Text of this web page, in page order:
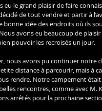
le grand plaisir de faire
de tout vendre et partir à
bonne idée des endroits où ils
avons eu beaucoup de
pouvoir les recroisés un jour.
nous avons pu continuer notre
distance à parcourir, mais à
rendre. Notre campement
rencontres, comme avec
arrêtés pour la prochaine